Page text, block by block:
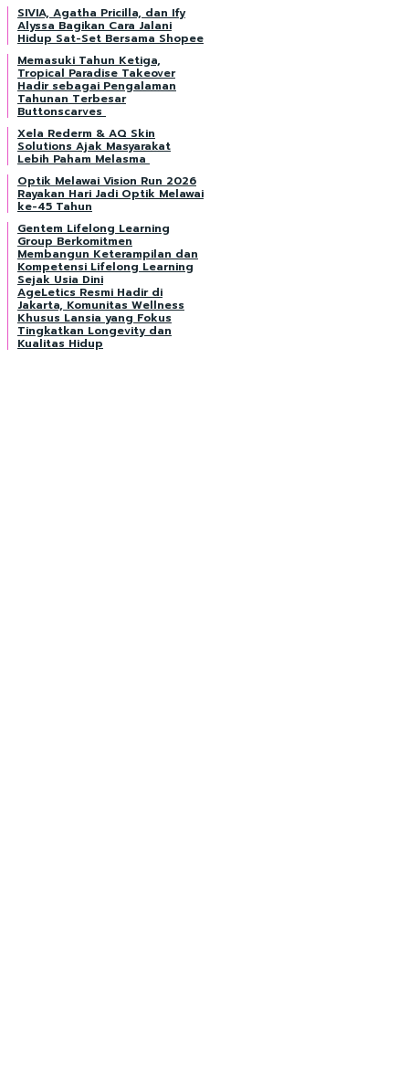
SIVIA, Agatha Pricilla, dan Ify
Alyssa Bagikan Cara Jalani
Hidup Sat-Set Bersama Shopee
Memasuki Tahun Ketiga,
Tropical Paradise Takeover
Hadir sebagai Pengalaman
Tahunan Terbesar
Buttonscarves
Xela Rederm & AQ Skin
Solutions Ajak Masyarakat
Lebih Paham Melasma
Optik Melawai Vision Run 2026
Rayakan Hari Jadi Optik Melawai
ke-45 Tahun
Gentem Lifelong Learning
Group Berkomitmen
Membangun Keterampilan dan
Kompetensi Lifelong Learning
Sejak Usia Dini
AgeLetics Resmi Hadir di
Jakarta, Komunitas Wellness
Khusus Lansia yang Fokus
Tingkatkan Longevity dan
Kualitas Hidup